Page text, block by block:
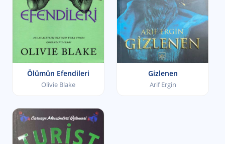
Ölümün Efendileri
Olivie Blake
Gizlenen
Arif Ergin